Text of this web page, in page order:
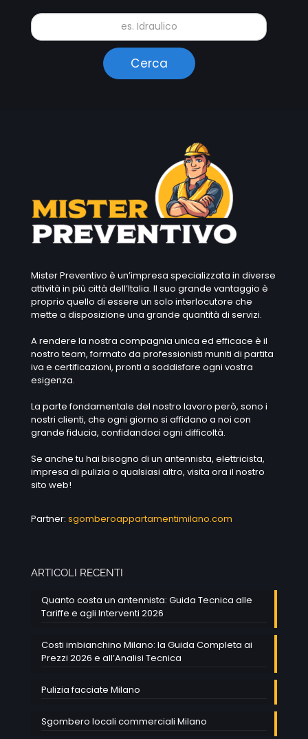
Mister Preventivo è un’impresa specializzata in diverse
attività in più città dell’Italia. Il suo grande vantaggio è
proprio quello di essere un solo interlocutore che
mette a disposizione una grande quantità di servizi.
A rendere la nostra compagnia unica ed efficace è il
nostro team, formato da professionisti muniti di partita
iva e certificazioni, pronti a soddisfare ogni vostra
esigenza.
La parte fondamentale del nostro lavoro però, sono i
nostri clienti, che ogni giorno si affidano a noi con
grande fiducia, confidandoci ogni difficoltà.
Se anche tu hai bisogno di un antennista, elettricista,
impresa di pulizia o qualsiasi altro, visita ora il nostro
sito web!
Partner: sgomberoappartamentimilano.com
ARTICOLI RECENTI
Quanto costa un antennista: Guida Tecnica alle
Tariffe e agli Interventi 2026
Costi imbianchino Milano: la Guida Completa ai
Prezzi 2026 e all’Analisi Tecnica
Pulizia facciate Milano
Sgombero locali commerciali Milano